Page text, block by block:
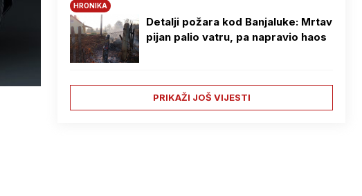
HRONIKA
Detalji požara kod Banjaluke: Mrtav
pijan palio vatru, pa napravio haos
PRIKAŽI JOŠ VIJESTI